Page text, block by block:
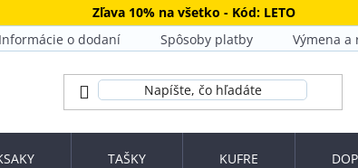
Zľava 10% na všetko - Kód: LETO
Informácie o dodaní Spôsoby platby Výmena a
TAŠKY KUFRE